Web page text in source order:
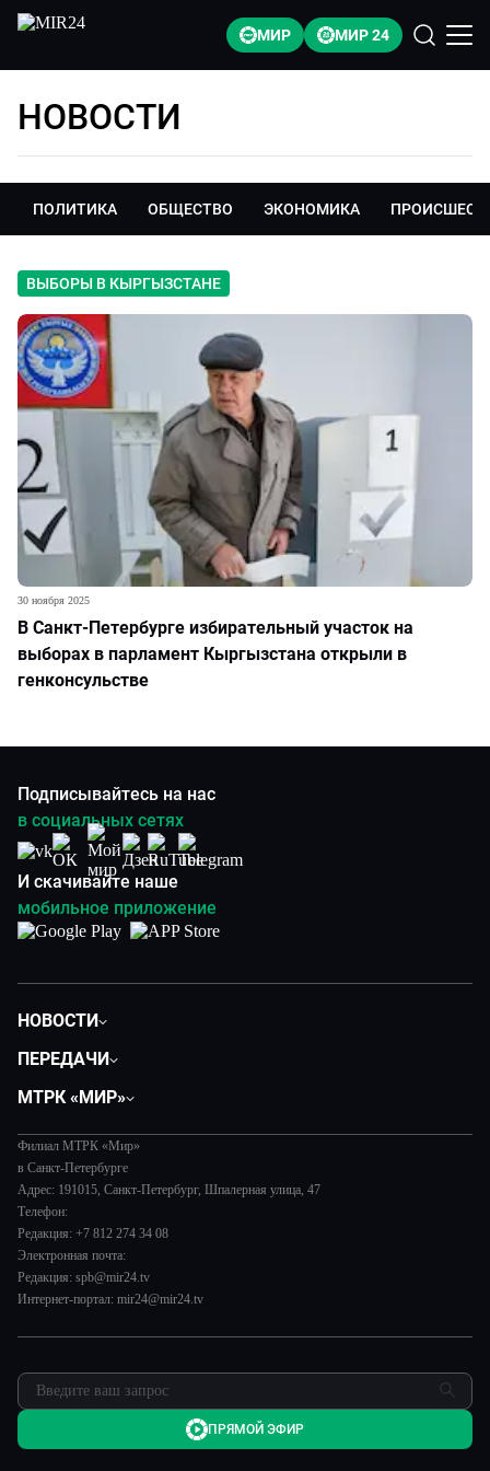
МИР МИР 24
НОВОСТИ
ПОЛИТИКА ОБЩЕСТВО ЭКОНОМИКА
ВЫБОРЫ В КЫРГЫЗСТАНЕ
В Санкт-Петербурге избирательный участок на
выборах в парламент Кыргызстана открыли в
генконсульстве
30 ноября 2025
Подписывайтесь на нас
в социальных сетях
И скачивайте наше
мобильное приложение
НОВОСТИ
Происшествия
Экономика
Культура
ПЕРЕДАЧИ
Игра в кино
Исторический детектив
Миллион за 5 минут
МИР. Мнение
Мировое соглашение
Пять причин поехать в...
МТРК «МИР»
История
Руководство
Новости компании
Пресса о нас
Карьера
Реклама
Обратная связь
Филиал МТРК «Мир»
в Санкт-Петербурге
Адрес: 191015, Санкт-Петербург, Шпалерная улица, 47
Телефон:
Редакция: +7 812 274 34 08
Электронная почта:
Редакция: spb@mir24.tv
Интернет-портал: mir24@mir24.tv
ПРЯМОЙ ЭФИР